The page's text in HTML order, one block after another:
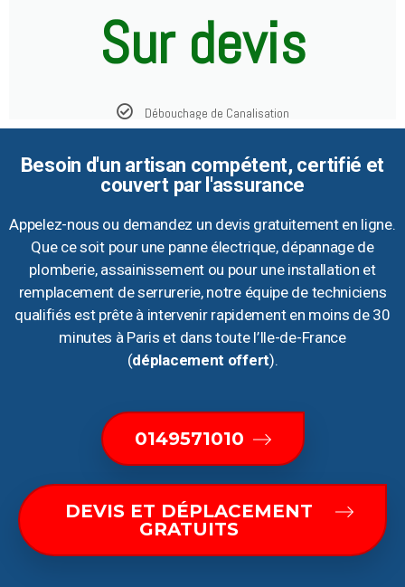
Sur devis
Débouchage de Canalisation
Besoin d'un artisan compétent, certifié et
couvert par l'assurance
Appelez-nous ou demandez un devis gratuitement en ligne.
Que ce soit pour une panne électrique, dépannage de
plomberie, assainissement ou pour une installation et
remplacement de serrurerie, notre équipe de techniciens
qualifiés est prête à intervenir rapidement en moins de 30
minutes à Paris et dans toute l’Ile-de-France
(déplacement offert).
0149571010
DEVIS ET DÉPLACEMENT
GRATUITS